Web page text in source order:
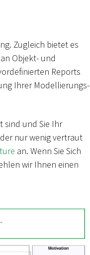
Zugleich bietet es
Objekt- und
Reports
Ihrer Modellierungs-
sind und Sie Ihr
nur wenig vertraut
an. Wenn Sie Sich
wir Ihnen einen